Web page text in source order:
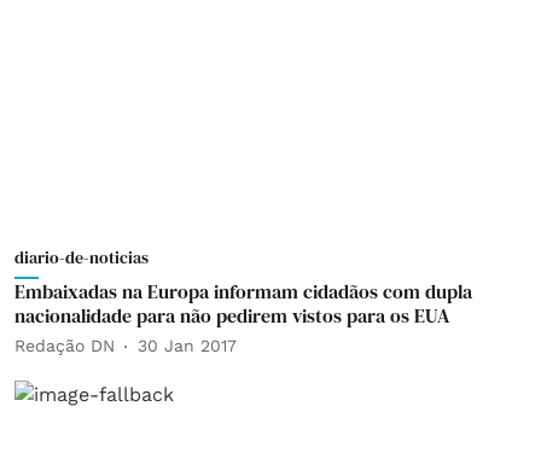
diario-de-noticias
Embaixadas na Europa informam cidadãos com dupla
nacionalidade para não pedirem vistos para os EUA
Redação DN 30 Jan 2017